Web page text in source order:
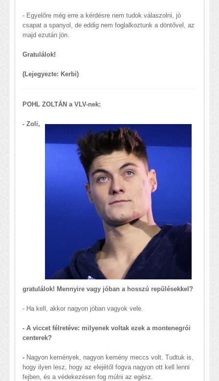
- Egyelőre még erre a kérdésre nem tudok válaszolni, jó
csapat a spanyol, de eddig nem foglalkoztunk a döntővel, az
majd ezután jön.
Gratulálok!
(Lejegyezte: Kerbi)
POHL ZOLTÁN a VLV-nek:
- Zoli,
gratulálok! Mennyire vagy jóban a hosszú repülésekkel?
- Ha kell, akkor nagyon jóban vagyok vele.
- A viccet félretéve: milyenek voltak ezek a montenegrói
centerek?
- Nagyon kemények, nagyon kemény meccs volt. Tudtuk is,
hogy ilyen lesz, hogy az elejétől fogva nagyon ott kell lenni
fejben, és a védekezésen fog múlni az egész.